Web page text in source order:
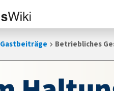
Gastbeiträge Betriebliches